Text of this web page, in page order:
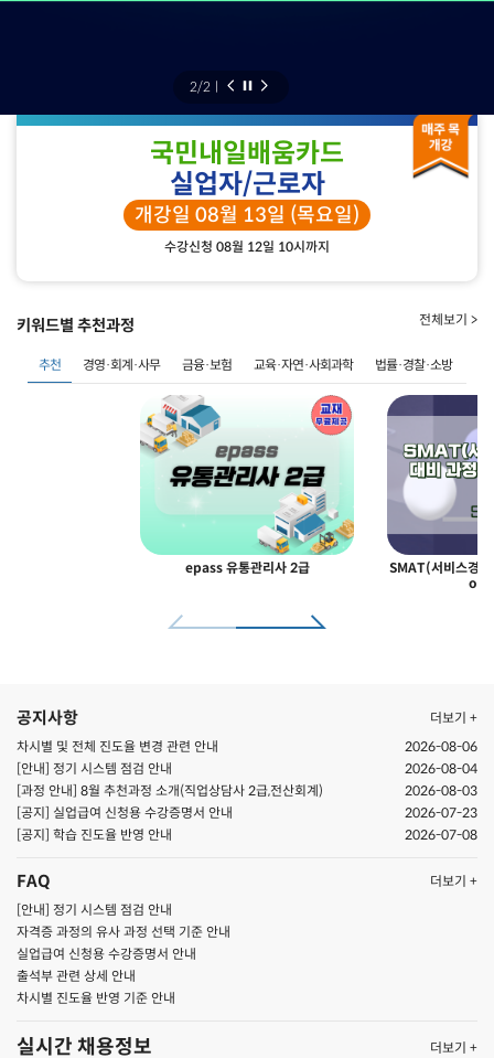
2/2 ㅣ
국민내일배움카드
실업자/근로자
개강일 08월 13일 (목요일)
수강신청 08월 12일 10시까지
키워드별 추천과정 전체보기 >
추천 경영·회계·사무 금융·보험 교육·자연·사회과학 법률·경찰·소방
epass 유통관리사 2급
SMAT(서비스경
공지사항
더보기 +
차시별 및 전체 진도율 변경 관련 안내
2026-08-06
[안내] 정기 시스템 점검 안내
2026-08-04
[과정 안내] 8월 추천과정 소개(직업상담사 2급,전산회계)
2026-08-03
[공지] 실업급여 신청용 수강증명서 안내
2026-07-23
[공지] ​학습 진도율 반영 안내
2026-07-08
FAQ
더보기 +
[안내] 정기 시스템 점검 안내
자격증 과정의 유사 과정 선택 기준 안내
실업급여 신청용 수강증명서 안내
출석부 관련 상세 안내
차시별 진도율 반영 기준 안내
실시간 채용정보
더보기 +